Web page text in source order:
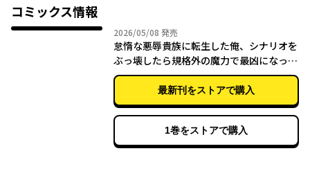
最凶成り上がり異世界学園ファンタジーコミカライズ!!!!
コミックス情報
2026/05/08 2026年05月08日
発売
怠惰な悪辱貴族に転生した俺、シナリオを
ぶっ壊したら規格外の魔力で最凶になっ
た Vol.3
最新刊をストアで購入
1巻をストアで購入